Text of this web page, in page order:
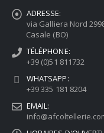
ADRESSE:
via Galliera Nord
Casale (BO)
TÉLÉPHONE:
+39 (0)51 811732
WHATSAPP:
+39 335 181 8204
EMAIL: